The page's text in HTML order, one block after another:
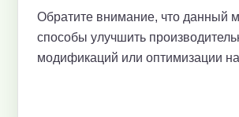
Обратите внимание, что данный
способы улучшить
модификаций или оптимизации